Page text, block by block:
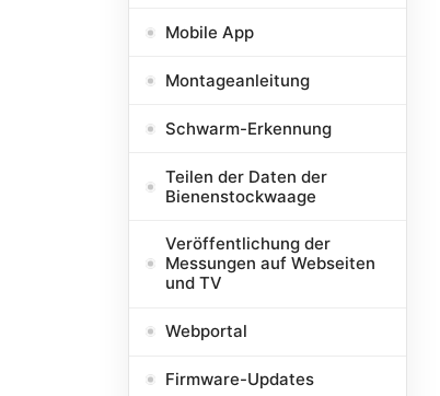
Mobile App
Montageanleitung
Schwarm-Erkennung
Teilen der Daten der
Bienenstockwaage
Veröffentlichung der
Messungen auf Webseiten
und TV
Webportal
Firmware-Updates